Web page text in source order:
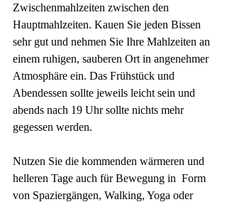
Zwischenmahlzeiten zwischen den
Hauptmahlzeiten. Kauen Sie jeden Bissen
sehr gut und nehmen Sie Ihre Mahlzeiten an
einem ruhigen, sauberen Ort in angenehmer
Atmosphäre ein. Das Frühstück und
Abendessen sollte jeweils leicht sein und
abends nach 19 Uhr sollte nichts mehr
gegessen werden.
Nutzen Sie die kommenden wärmeren und
helleren Tage auch für Bewegung in  Form
von Spaziergängen, Walking, Yoga oder